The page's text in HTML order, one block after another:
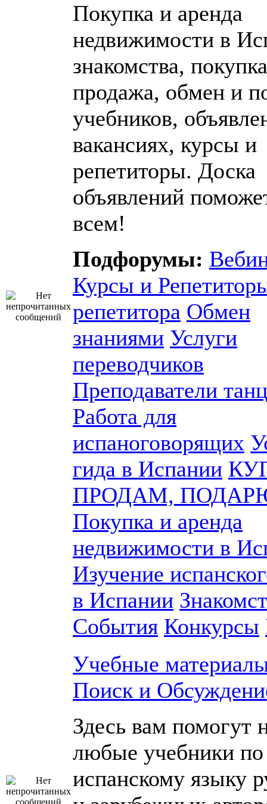
Покупка и аренда
недвижимости в
знакомства,
продажа, обмен и
учебников,
вакансиях, курсы и
репетиторы. Доска
объявлений
всем!
Подфорумы:
Курсы и
репетитора Обмен
знаниями Услуги
переводчиков
Преподаватели
Работа для
испаноговорящих
гида в Испании
ПРОДАМ,
Покупка и аренда
недвижимости в
Изучение
в Испании
События Конкурсы
Учебные
Поиск и
Здесь вам помогут
любые учебники по
испанскому языку